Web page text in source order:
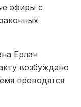
эфиры с
Ерлан
возбуждено
проводятся